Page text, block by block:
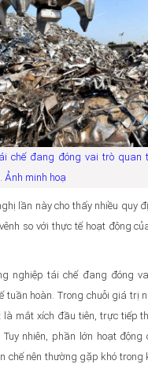
chế đang đóng vai trò quan
Ảnh minh hoạ
lần này cho thấy nhiều quy
so với thực tế hoạt động
nghiệp tái chế đang đóng
tuần hoàn. Trong chuỗi giá trị
là mắt xích đầu tiên, trực tiếp
nhiên, phần lớn hoạt động
chế nên thường gặp khó trong